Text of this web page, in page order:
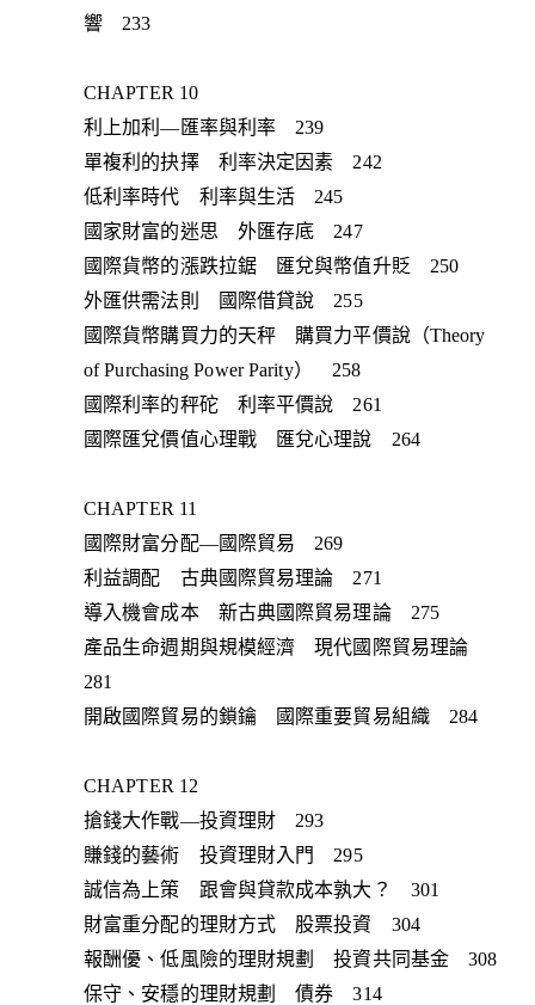
響 233
CHAPTER 10
利上加利—匯率與利率 239
單複利的抉擇 利率決定因素 242
低利率時代 利率與生活 245
國家財富的迷思 外匯存底 247
國際貨幣的漲跌拉鋸 匯兌與幣值升貶 250
外匯供需法則 國際借貸說 255
國際貨幣購買力的天秤 購買力平價說（Theory
of Purchasing Power Parity） 258
國際利率的秤砣 利率平價說 261
國際匯兌價值心理戰 匯兌心理說 264
CHAPTER 11
國際財富分配—國際貿易 269
利益調配 古典國際貿易理論 271
導入機會成本 新古典國際貿易理論 275
產品生命週期與規模經濟 現代國際貿易理論
281
開啟國際貿易的鎖鑰 國際重要貿易組織 284
CHAPTER 12
搶錢大作戰—投資理財 293
賺錢的藝術 投資理財入門 295
誠信為上策 跟會與貸款成本孰大？ 301
財富重分配的理財方式 股票投資 304
報酬優、低風險的理財規劃 投資共同基金 308
保守、安穩的理財規劃 債券 314